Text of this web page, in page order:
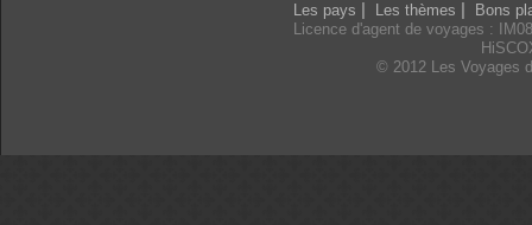
Les pays Les thèmes
Bons
Licence d'agent de voyages :
© 2012 Les Voyages